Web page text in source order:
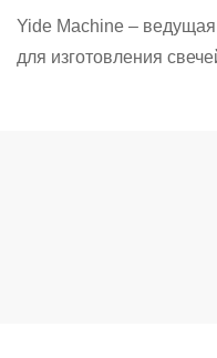
Yide Machine –
для изготовления